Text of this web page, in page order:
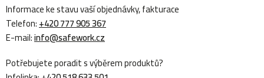
Informace ke stavu vaší objednávky, fakturace
Telefon:+420 777 905 367
E-mail:info@safework.cz
Potřebujete poradit s výběrem produktů?